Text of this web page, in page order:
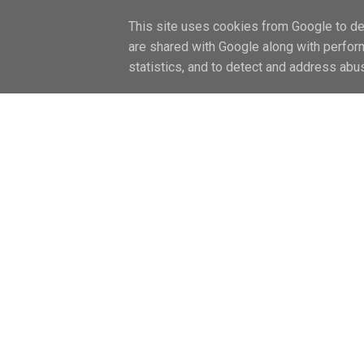
FŐOLDAL / HOME LIFESTYLE
This site uses cookies from Google to
are shared with Google along with
statistics, and to detect and address